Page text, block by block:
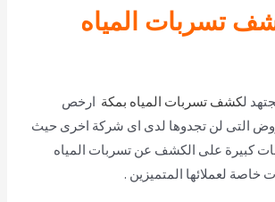
تسربات المياه
لكشف تسربات المياه بمكة ارخص
التى لن تجدوها لدى اى شركة اخرى حيث
كبيرة على الكشف عن تسربات المياه
لعملائها المتميزين .